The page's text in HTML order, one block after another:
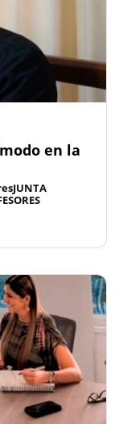
en la